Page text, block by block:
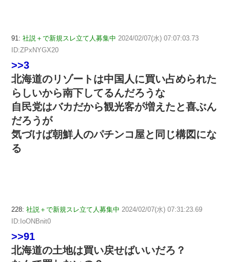
91: 社説＋で新規スレ立て人募集中 2024/02/07(水) 07:07:03.73
ID:ZPxNYGX20
>>3
北海道のリゾートは中国人に買い占められた
らしいから南下してるんだろうな
自民党はバカだから観光客が増えたと喜ぶん
だろうが
気づけば朝鮮人のパチンコ屋と同じ構図にな
る
228: 社説＋で新規スレ立て人募集中 2024/02/07(水) 07:31:23.69
ID:IoONBnit0
>>91
北海道の土地は買い戻せばいいだろ？